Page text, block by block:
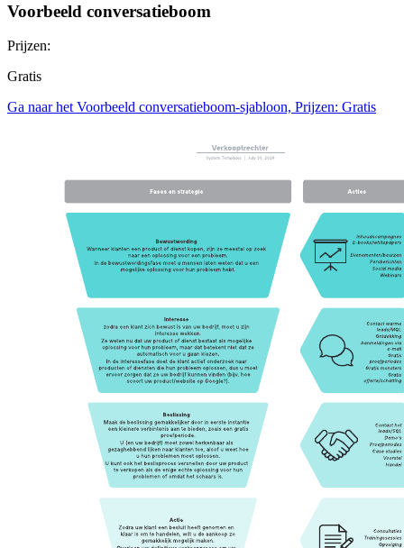
Voorbeeld conversatieboom
Prijzen:
Gratis
Ga naar het Voorbeeld conversatieboom-sjabloon, Prijzen: Gratis